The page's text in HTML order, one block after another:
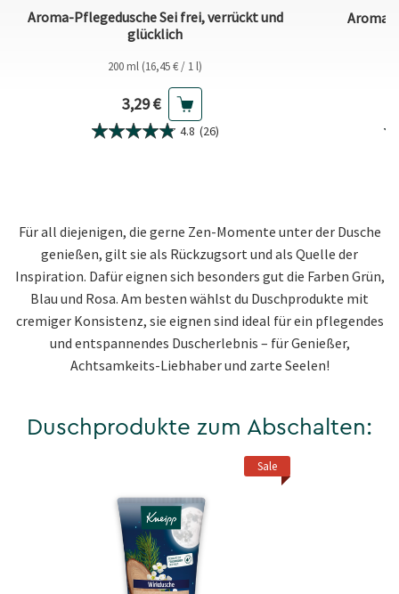
Aroma-Pflegedusche Sei frei, verrückt und
glücklich
200 ml (16,45 € / 1 l)
Aktueller Preis
3,29 €
4.8 (26)
Aroma-
Für all diejenigen, die gerne Zen-Momente unter der Dusche
genießen, gilt sie als Rückzugsort und als Quelle der
Inspiration. Dafür eignen sich besonders gut die Farben Grün,
Blau und Rosa. Am besten wählst du Duschprodukte mit
cremiger Konsistenz, sie eignen sind ideal für ein pflegendes
und entspannendes Duscherlebnis – für Genießer,
Achtsamkeits-Liebhaber und zarte Seelen!
Duschprodukte zum Abschalten:
Sale